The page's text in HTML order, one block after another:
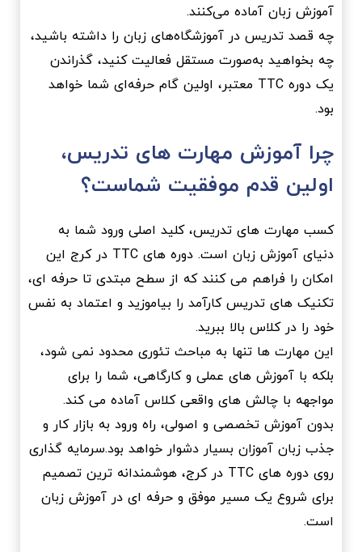
آموزش زبان آماده می‌کنند.
چه قصد تدریس در آموزشگاه‌های زبان را داشته باشید،
چه بخواهید به‌صورت مستقل فعالیت کنید، گذراندن
یک دوره TTC معتبر، اولین گام حرفه‌ای شما خواهد
بود.
چرا آموزش مهارت های تدریس،
اولین قدم موفقیت شماست؟
کسب مهارت های تدریس، کلید اصلی ورود شما به
دنیای آموزش زبان است. دوره های TTC در کرج این
امکان را فراهم می کنند که از سطح مبتدی تا حرفه ای،
تکنیک های تدریس کارآمد را بیاموزید و اعتماد به نفس
خود را در کلاس بالا ببرید.
این مهارت ها تنها به مباحث تئوری محدود نمی شود،
بلکه با آموزش های عملی و کارگاهی، شما را برای
مواجهه با چالش های واقعی کلاس آماده می کند.
بدون آموزش تخصصی و اصولی، راه ورود به بازار کار و
جذب زبان آموزان بسیار دشوار خواهد بود.سرمایه گذاری
روی دوره های TTC در کرج، هوشمندانه ترین تصمیم
برای شروع یک مسیر موفق و حرفه ای در آموزش زبان
است.